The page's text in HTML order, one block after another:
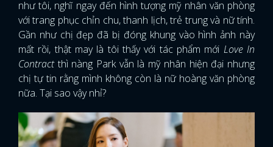
như tôi, nghĩ ngay đến hình tượng mỹ nhân văn phòng
với trang phục chỉn chu, thanh lịch, trẻ trung và nữ tính.
Gần như chị đẹp đã bị đóng khung vào hình ảnh này
mất rồi, thật may là tôi thấy với tác phẩm mới Love In
Contractthì nàng Park vẫn là mỹ nhân hiện đại nhưng
chị tự tin rằng mình không còn là nữ hoàng văn phòng
nữa. Tại sao vậy nhỉ?